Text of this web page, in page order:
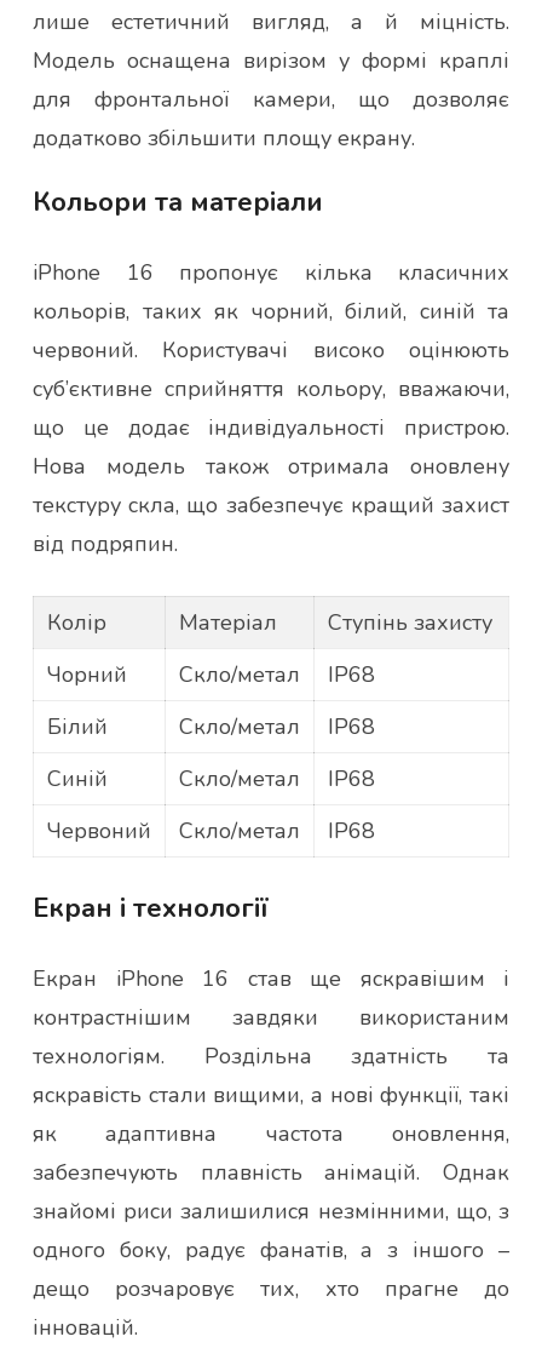
лише естетичний вигляд, а й міцність.
Модель оснащена вирізом у формі краплі
для фронтальної камери, що дозволяє
додатково збільшити площу екрану.
Кольори та матеріали
iPhone 16 пропонує кілька класичних
кольорів, таких як чорний, білий, синій та
червоний. Користувачі високо оцінюють
суб’єктивне сприйняття кольору, вважаючи,
що це додає індивідуальності пристрою.
Нова модель також отримала оновлену
текстуру скла, що забезпечує кращий захист
від подряпин.
Колір Матеріал
Ступінь захисту
Чорний
Скло/метал
IP68
Білий
Скло/метал
IP68
Синій
Скло/метал
IP68
Червоний
Скло/метал IP68
Екран і технології
Екран iPhone 16 став ще яскравішим і
контрастнішим завдяки використаним
технологіям. Роздільна здатність та
яскравість стали вищими, а нові функції, такі
як адаптивна частота оновлення,
забезпечують плавність анімацій. Однак
знайомі риси залишилися незмінними, що, з
одного боку, радує фанатів, а з іншого –
дещо розчаровує тих, хто прагне до
інновацій.